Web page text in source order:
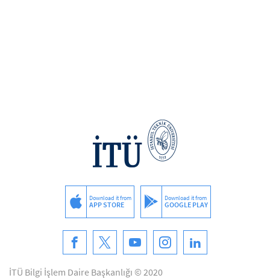
Download it from
APP STORE
Download it from
GOOGLE PLAY
İTÜ Bilgi İşlem Daire Başkanlığı © 2020